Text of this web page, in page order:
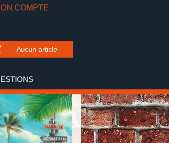
COMPTE
Aucun article